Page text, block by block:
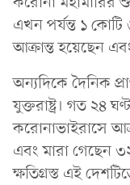
এখন পর্যন্ত ১
আক্রান্ত হয়েছেন
অন্যদিকে দৈনিক
যুক্তরাষ্ট্র। গত ২৪
করোনাভাইরাসে
এবং মারা গেছেন
ক্ষতিগ্রস্ত এই